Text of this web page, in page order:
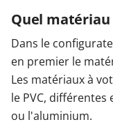
M'identifier
Conseils
Quel matériau
Dans le
en premier le
Les matériaux à
le PVC, différentes
ou l'aluminium.